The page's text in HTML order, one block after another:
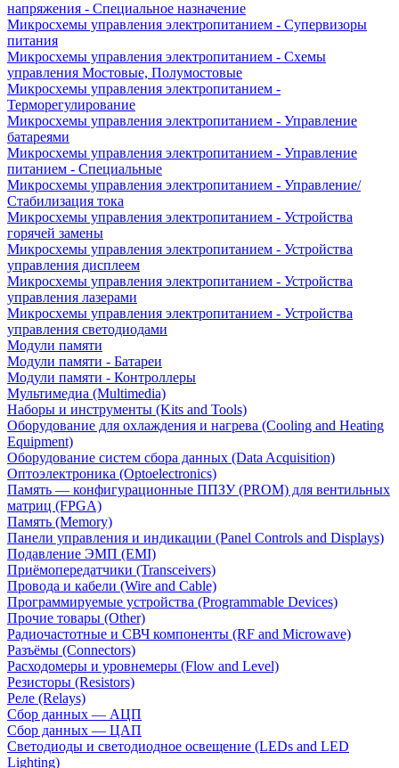
напряжения - Специальное назначение
Микросхемы управления электропитанием - Супервизоры
питания
Микросхемы управления электропитанием - Схемы
управления Мостовые, Полумостовые
Микросхемы управления электропитанием -
Терморегулирование
Микросхемы управления электропитанием - Управление
батареями
Микросхемы управления электропитанием - Управление
питанием - Специальные
Микросхемы управления электропитанием - Управление/
Стабилизация тока
Микросхемы управления электропитанием - Устройства
горячей замены
Микросхемы управления электропитанием - Устройства
управления дисплеем
Микросхемы управления электропитанием - Устройства
управления лазерами
Микросхемы управления электропитанием - Устройства
управления светодиодами
Модули памяти
Модули памяти - Батареи
Модули памяти - Контроллеры
Мультимедиа (Multimedia)
Наборы и инструменты (Kits and Tools)
Оборудование для охлаждения и нагрева (Cooling and Heating
Equipment)
Оборудование систем сбора данных (Data Acquisition)
Оптоэлектроника (Optoelectronics)
Память — конфигурационные ППЗУ (PROM) для вентильных
матриц (FPGA)
Память (Memory)
Панели управления и индикации (Panel Controls and Displays)
Подавление ЭМП (EMI)
Приёмопередатчики (Transceivers)
Провода и кабели (Wire and Cable)
Программируемые устройства (Programmable Devices)
Прочие товары (Other)
Радиочастотные и СВЧ компоненты (RF and Microwave)
Разъёмы (Connectors)
Расходомеры и уровнемеры (Flow and Level)
Резисторы (Resistors)
Реле (Relays)
Сбор данных — АЦП
Сбор данных — ЦАП
Светодиоды и светодиодное освещение (LEDs and LED
Lighting)